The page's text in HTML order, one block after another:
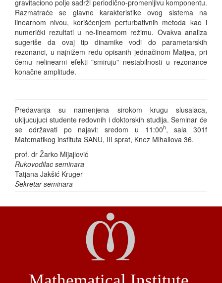
gravitaciono polje sadrži periodično-promenljivu komponentu.
Razmatraće se glavne karakteristike ovog sistema na
linearnom nivou, korišćenjem perturbativnih metoda kao i
numerički rezultati u ne-linearnom režimu. Ovakva analiza
sugeriše da ovaj tip dinamike vodi do parametarskih
rezonanci, u najnižem redu opisanih jednačinom Matjea, pri
čemu nelinearni efekti "smiruju" nestabilnosti u rezonance
konačne amplitude.
Predavanja su namenjena sirokom krugu slusalaca,
ukljucujuci studente redovnih i doktorskih studija. Seminar će
se održavati po najavi: sredom u 11:00h, sala 301f
Matematikog instituta SANU, III sprat, Knez Mihailova 36.
prof. dr Žarko Mijajlović
Rukovodilac seminara
Tatjana Jakšić Kruger
Sekretar seminara